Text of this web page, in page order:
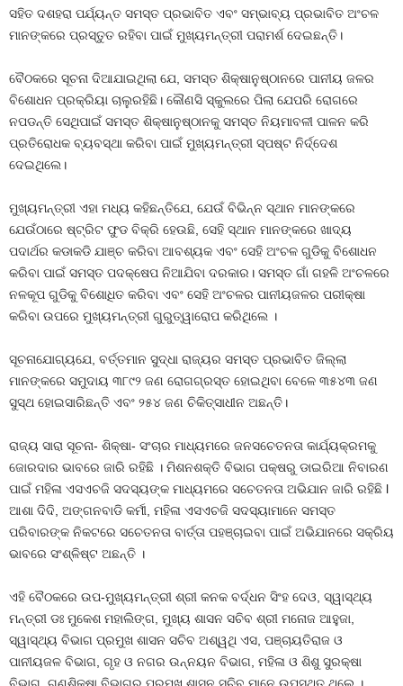
ସହିତ ଦଶହରା ପର୍ଯ୍ୟନ୍ତ ସମସ୍ତ ପ୍ରଭାବିତ ଏବଂ ସମ୍ଭାବ୍ୟ ପ୍ରଭାବିତ ଅଂଚଳ
ମାନଙ୍କରେ ପ୍ରସ୍ତୁତ ରହିବା ପାଇଁ ମୁଖ୍ୟମନ୍ତ୍ରୀ ପରାମର୍ଶ ଦେଇଛନ୍ତି।
ବୈଠକରେ ସୂଚନା ଦିଆଯାଇଥିଲା ଯେ, ସମସ୍ତ ଶିକ୍ଷାନୁଷ୍ଠାନରେ ପାନୀୟ ଜଳର
ବିଶୋଧନ ପ୍ରକ୍ରିୟା ଚାଲୁରହିଛି। କୌଣସି ସ୍କୁଲରେ ପିଲା ଯେପରି ରୋଗରେ
ନପଡନ୍ତି ସେଥିପାଇଁ ସମସ୍ତ ଶିକ୍ଷାନୁଷ୍ଠାନକୁ ସମସ୍ତ ନିୟମାବଳୀ ପାଳନ କରି
ପ୍ରତିରୋଧକ ବ୍ୟବସ୍ଥା କରିବା ପାଇଁ ମୁଖ୍ୟମନ୍ତ୍ରୀ ସ୍ପଷ୍ଟ ନିର୍ଦ୍ଦେଶ
ଦେଇଥିଲେ।
ମୁଖ୍ୟମନ୍ତ୍ରୀ ଏହା ମଧ୍ୟ କହିଛନ୍ତିଯେ, ଯେଉଁ ବିଭିନ୍ନ ସ୍ଥାନ ମାନଙ୍କରେ
ଯେଉଁଠାରେ ଷ୍ଟ୍ରିଟ ଫୁଡ ବିକ୍ରି ହେଉଛି, ସେହି ସ୍ଥାନ ମାନଙ୍କରେ ଖାଦ୍ୟ
ପଦାର୍ଥର କଡାକଡି ଯାଞ୍ଚ କରିବା ଆବଶ୍ୟକ ଏବଂ ସେହି ଅଂଚଳ ଗୁଡିକୁ ବିଶୋଧନ
କରିବା ପାଇଁ ସମସ୍ତ ପଦକ୍ଷେପ ନିଆଯିବା ଦରକାର। ସମସ୍ତ ଗାଁ ଗହଳି ଅଂଚଳରେ
ନଳକୂପ ଗୁଡିକୁ ବିଶୋଧିତ କରିବା ଏବଂ ସେହି ଅଂଚଳର ପାନୀୟଜଳର ପରୀକ୍ଷା
କରିବା ଉପରେ ମୁଖ୍ୟମନ୍ତ୍ରୀ ଗୁରୁତ୍ୱାରୋପ କରିଥିଲେ ।
ସୂଚନାଯୋଗ୍ୟଯେ, ବର୍ତ୍ତମାନ ସୁଦ୍ଧା ରାଜ୍ୟର ସମସ୍ତ ପ୍ରଭାବିତ ଜିଲ୍ଲା
ମାନଙ୍କରେ ସମୁଦାୟ ୩୮୯୨ ଜଣ ରୋଗଗ୍ରସ୍ତ ହୋଇଥିବା ବେଳେ ୩୫୪୩ ଜଣ
ସୁସ୍ଥ ହୋଇସାରିଛନ୍ତି ଏବଂ ୨୫୪ ଜଣ ଚିକିତ୍ସାଧୀନ ଅଛନ୍ତି।
ରାଜ୍ୟ ସାରା ସୂଚନା- ଶିକ୍ଷା- ସଂଚାର ମାଧ୍ୟମରେ ଜନସଚେତନତା କାର୍ଯ୍ୟକ୍ରମକୁ
ଜୋରଦାର ଭାବରେ ଜାରି ରହିଛି । ମିଶନଶକ୍ତି ବିଭାଗ ପକ୍ଷରୁ ଡାଇରିଆ ନିବାରଣ
ପାଇଁ ମହିଳା ଏସଏଚଜି ସଦସ୍ୟଙ୍କ ମାଧ୍ୟମରେ ସଚେତନତା ଅଭିଯାନ ଜାରି ରହିଛି l
ଆଶା ଦିଦି, ଅଙ୍ଗନବାଡି କର୍ମୀ, ମହିଳା ଏସଏଚଜି ସଦସ୍ୟାମାନେ ସମସ୍ତ
ପରିବାରଙ୍କ ନିକଟରେ ସଚେତନତା ବାର୍ତ୍ତା ପହଞ୍ଚାଇବା ପାଇଁ ଅଭିଯାନରେ ସକ୍ରିୟ
ଭାବରେ ସଂଶ୍ଳିଷ୍ଟ ଅଛନ୍ତି ।
ଏହି ବୈଠକରେ ଉପ-ମୁଖ୍ୟମନ୍ତ୍ରୀ ଶ୍ରୀ କନକ ବର୍ଦ୍ଧନ ସିଂହ ଦେଓ, ସ୍ୱାସ୍ଥ୍ୟ
ମନ୍ତ୍ରୀ ଡଃ ମୁକେଶ ମହାଲିଙ୍ଗ, ମୁଖ୍ୟ ଶାସନ ସଚିବ ଶ୍ରୀ ମନୋଜ ଆହୁଜା,
ସ୍ୱାସ୍ଥ୍ୟ ବିଭାଗ ପ୍ରମୁଖ ଶାସନ ସଚିବ ଅଶ୍ୱଥି ଏସ, ପଞ୍ଚାୟତିରାଜ ଓ
ପାନୀୟଜଳ ବିଭାଗ, ଗୃହ ଓ ନଗର ଉନ୍ନୟନ ବିଭାଗ, ମହିଳା ଓ ଶିଶୁ ସୁରକ୍ଷା
ବିଭାଗ, ଗଣଶିକ୍ଷା ବିଭାଗର ପ୍ରମୁଖ ଶାସନ ସଚିବ ମାନେ ଉପସ୍ଥିତ ଥିଲେ ।